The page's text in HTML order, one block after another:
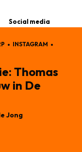
Social media
INSTAGRAM
Thomas
in De
Jong